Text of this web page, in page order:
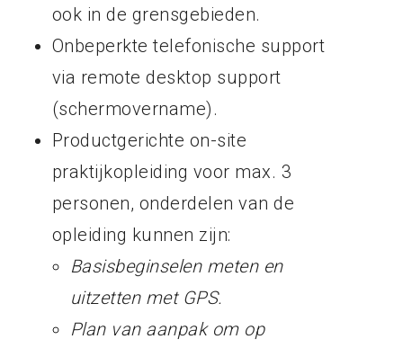
ook in de grensgebieden.
Onbeperkte telefonische support
via remote desktop support
(schermovername).
Productgerichte on-site
praktijkopleiding voor max. 3
personen, onderdelen van de
opleiding kunnen zijn:
Basisbeginselen meten en
uitzetten met GPS.
Plan van aanpak om op